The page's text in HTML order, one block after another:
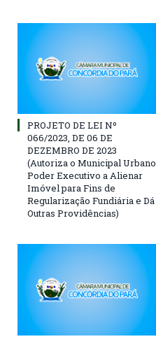
PROJETO DE LEI Nº
066/2023, DE 06 DE
DEZEMBRO DE 2023
(Autoriza o Municipal Urbano
Poder Executivo a Alienar
Imóvel para Fins de
Regularização Fundiária e Dá
Outras Providências)